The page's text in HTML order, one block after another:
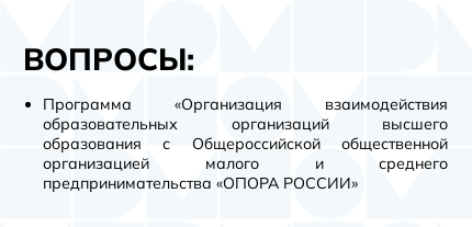
ВОПРОСЫ:
Программа «Организация взаимодействия
образовательных организаций высшего
образования с Общероссийской общественной
организацией малого и среднего
предпринимательства «ОПОРА РОССИИ»